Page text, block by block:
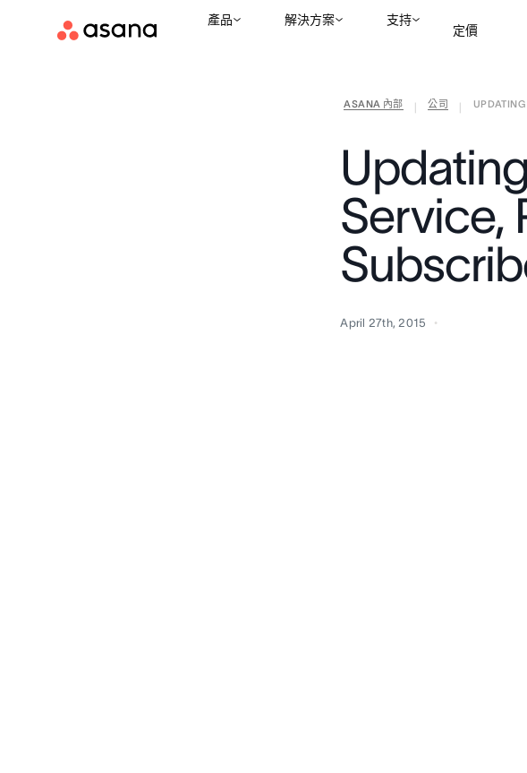
產品 解決方案 支持
定價
ASANA 內部 公司
Service,
April 27th, 2015